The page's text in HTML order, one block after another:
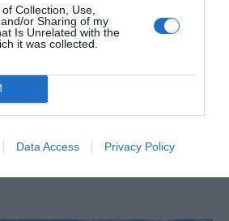
Collection, Use,
or Sharing of my
Is Unrelated with the
it was collected.
Data Access Privacy Policy